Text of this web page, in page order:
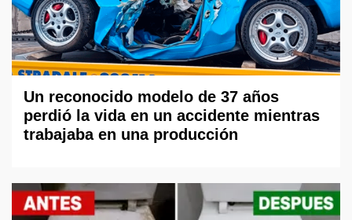
Un reconocido modelo de 37 años
perdió la vida en un accidente mientras
trabajaba en una producción